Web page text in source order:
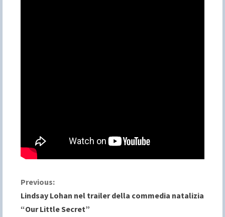
C
o
Previous:
Lindsay Lohan nel trailer della commedia natalizia
“Our Little Secret”